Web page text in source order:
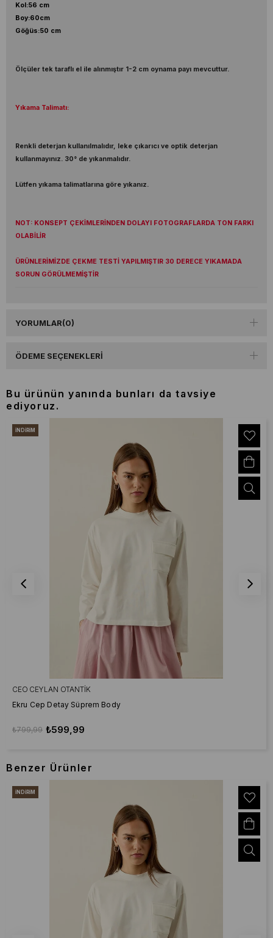
Kol:56 cm
Boy:60cm
Göğüs:50 cm
Ölçüler tek taraflı el ile alınmıştır 1-2 cm oynama payı mevcuttur.
Yıkama Talimatı:
Renkli deterjan kullanılmalıdır, leke çıkarıcı ve optik deterjan
kullanmayınız. 30° de yıkanmalıdır.
Lütfen yıkama talimatlarına göre yıkanız.
NOT: KONSEPT ÇEKİMLERİNDEN DOLAYI FOTOGRAFLARDA TON FARKI
OLABİLİR
ÜRÜNLERİMİZDE ÇEKME TESTİ YAPILMIŞTIR 30 DERECE YIKAMADA
SORUN GÖRÜLMEMİŞTİR
YORUMLAR(0)
ÖDEME SEÇENEKLERI
Bu ürünün yanında bunları da tavsiye
ediyoruz.
CEO CEYLAN OTANTIK
Ekru Cep Detay Süprem Body
₺599,99
₺799,99
İNDIRIM
Benzer Ürünler
İNDIRIM